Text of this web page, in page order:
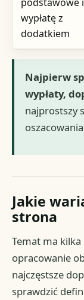
wypłatę z
dodatkiem
Najpierw
wypłaty,
najprostszy
Jakie
strona
Temat ma
opracowanie
najczęstsze
sprawdzić